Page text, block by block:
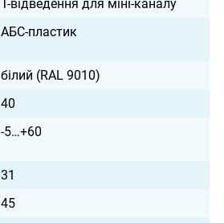
Т-відведення для міні-каналу
АБС-пластик
білий (RAL 9010)
40
-5…+60
31
45